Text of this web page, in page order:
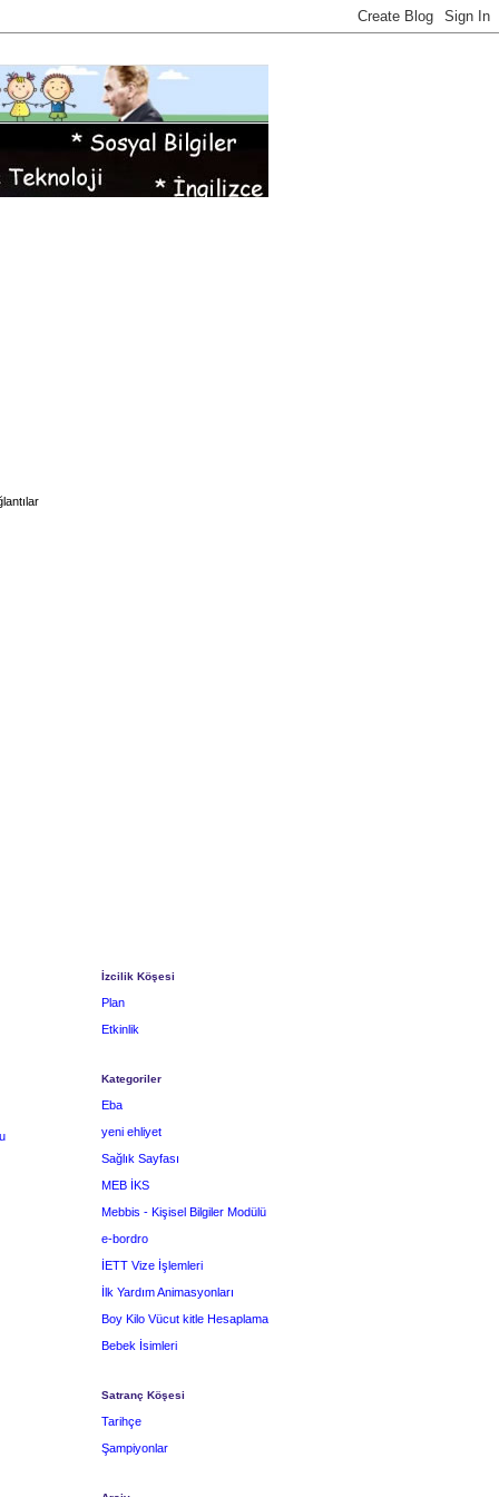
İzcilik Köşesi
Plan
Etkinlik
Kategoriler
Eba
yeni ehliyet
Sağlık Sayfası
MEB İKS
Mebbis - Kişisel Bilgiler Modülü
e-bordro
İETT Vize İşlemleri
İlk Yardım Animasyonları
Boy Kilo Vücut kitle Hesaplama
Bebek İsimleri
Satranç Köşesi
Tarihçe
Şampiyonlar